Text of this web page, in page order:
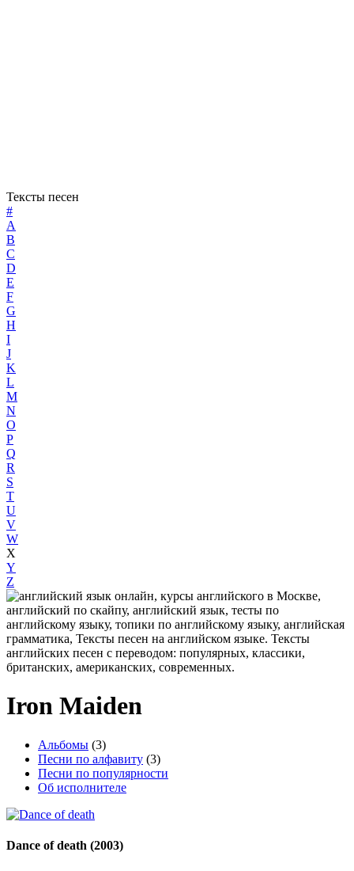
Тексты песен
#
A
B
C
D
E
F
G
H
I
J
K
L
M
N
O
P
Q
R
S
T
U
V
W
X
Y
Z
Iron Maiden
Альбомы (3)
Песни по алфавиту (3)
Песни по популярности
Об исполнителе
Dance of death (2003)